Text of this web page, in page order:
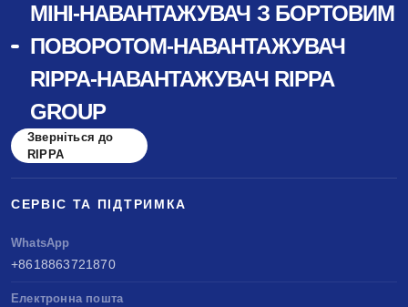
МІНІ-НАВАНТАЖУВАЧ З БОРТОВИМ
ПОВОРОТОМ-НАВАНТАЖУВАЧ
RIPPA-НАВАНТАЖУВАЧ RIPPA
GROUP
Зверніться до
RIPPA
СЕРВІС ТА ПІДТРИМКА
WhatsApp
+8618863721870
Електронна пошта